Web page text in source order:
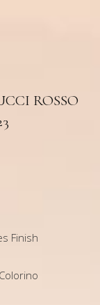
ROSSO
Finish